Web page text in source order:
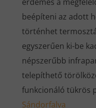
beépíteni az adott
történhet
egyszerűen ki-be
népszerűbb
telepíthető
funkcionáló tükrös
Sándorfalva